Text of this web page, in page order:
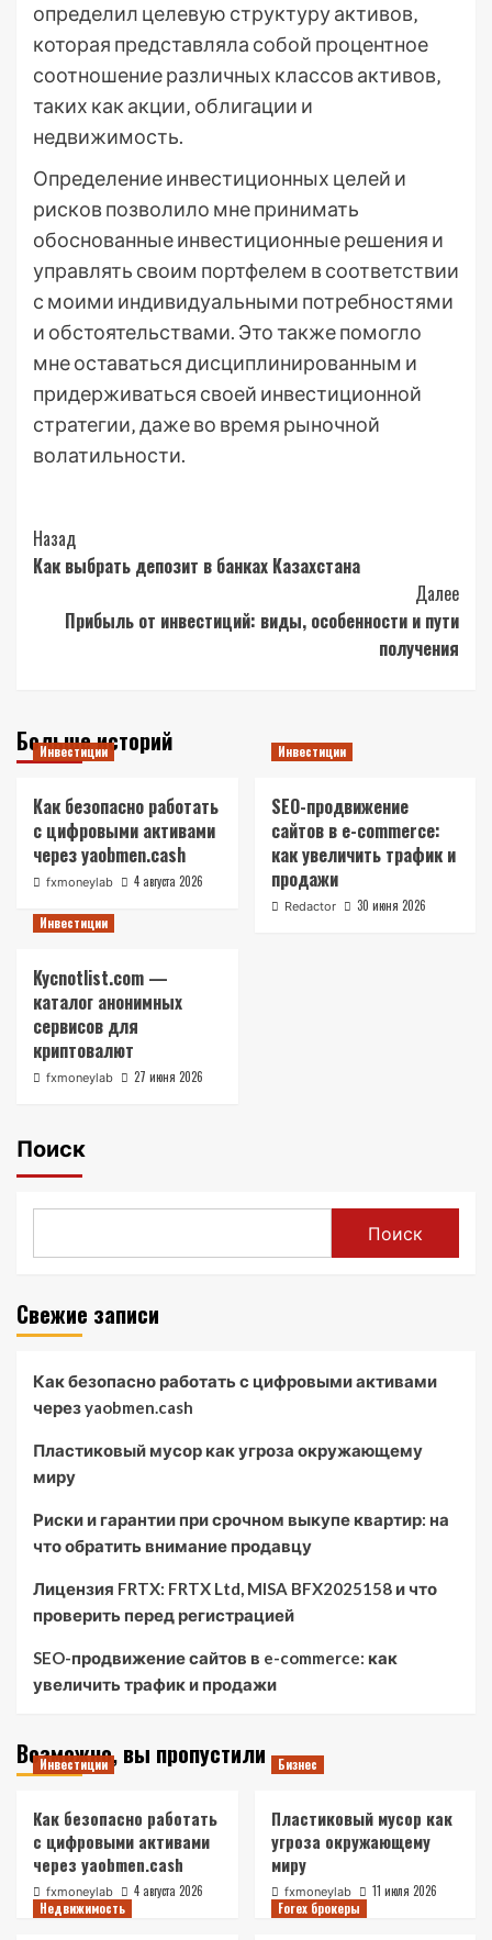
определил целевую структуру активов‚
которая представляла собой процентное
соотношение различных классов активов‚
таких как акции‚ облигации и
недвижимость.
Определение инвестиционных целей и
рисков позволило мне принимать
обоснованные инвестиционные решения и
управлять своим портфелем в соответствии
с моими индивидуальными потребностями
и обстоятельствами. Это также помогло
мне оставаться дисциплинированным и
придерживаться своей инвестиционной
стратегии‚ даже во время рыночной
волатильности.
Post
Navigation
Назад
Как выбрать депозит в банках Казахстана
Далее
Прибыль от инвестиций: виды, особенности и пути
получения
Больше историй
Инвестиции
Как безопасно работать
с цифровыми активами
через yaobmen.cash
fxmoneylab 4 августа 2026
Инвестиции
SEO-продвижение
сайтов в e-commerce:
как увеличить трафик и
продажи
Redactor
30 июня 2026
Инвестиции
Kycnotlist.com —
каталог анонимных
сервисов для
криптовалют
fxmoneylab 27 июня 2026
Поиск
Поиск
Свежие записи
Как безопасно работать с цифровыми активами
через yaobmen.cash
Пластиковый мусор как угроза окружающему
миру
Риски и гарантии при срочном выкупе квартир: на
что обратить внимание продавцу
Лицензия FRTX: FRTX Ltd, MISA BFX2025158 и что
проверить перед регистрацией
SEO-продвижение сайтов в e-commerce: как
увеличить трафик и продажи
Возможно, вы пропустили
Инвестиции
Как безопасно работать
с цифровыми активами
через yaobmen.cash
fxmoneylab 4 августа 2026
Бизнес
Пластиковый мусор как
угроза окружающему
миру
fxmoneylab
11 июля 2026
Недвижимость
Forex брокеры